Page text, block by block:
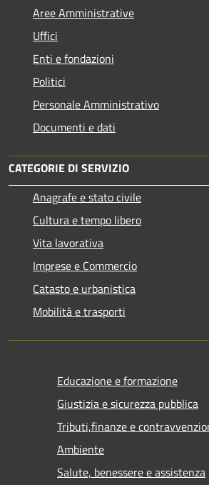
Aree Amministrative
Uffici
Enti e fondazioni
Politici
Personale Amministrativo
Documenti e dati
CATEGORIE DI SERVIZIO
Anagrafe e stato civile
Cultura e tempo libero
Vita lavorativa
Imprese e Commercio
Catasto e urbanistica
Mobilità e trasporti
Educazione e formazione
Giustizia e sicurezza pubblica
Tributi,finanze e
Ambiente
Salute, benessere e assistenza